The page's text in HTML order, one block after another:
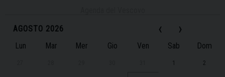
‹
AGOSTO 2026 ›
Lun Mar Mer Gio Ven Sab Dom
1 2